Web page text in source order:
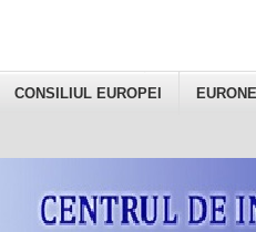
CONSILIUL EUROPEI